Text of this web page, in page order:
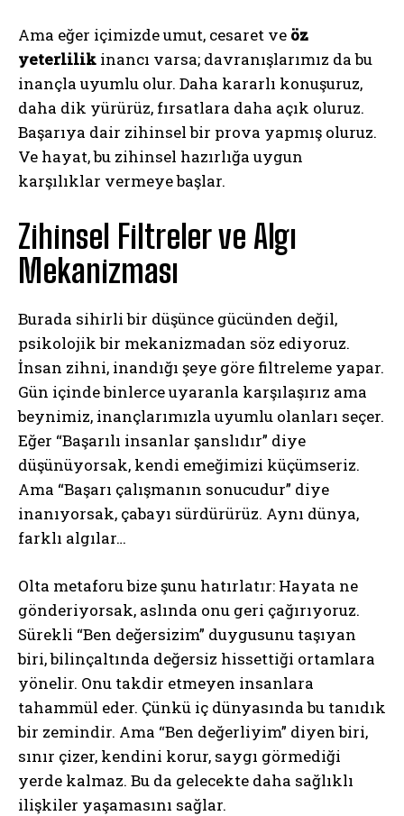
Ama eğer içimizde umut, cesaret ve öz
yeterlilik inancı varsa; davranışlarımız da bu
inançla uyumlu olur. Daha kararlı konuşuruz,
daha dik yürürüz, fırsatlara daha açık oluruz.
Başarıya dair zihinsel bir prova yapmış oluruz.
Ve hayat, bu zihinsel hazırlığa uygun
karşılıklar vermeye başlar.
Zihinsel Filtreler ve Algı
Mekanizması
Burada sihirli bir düşünce gücünden değil,
psikolojik bir mekanizmadan söz ediyoruz.
İnsan zihni, inandığı şeye göre filtreleme yapar.
Gün içinde binlerce uyaranla karşılaşırız ama
beynimiz, inançlarımızla uyumlu olanları seçer.
Eğer “Başarılı insanlar şanslıdır” diye
düşünüyorsak, kendi emeğimizi küçümseriz.
Ama “Başarı çalışmanın sonucudur” diye
inanıyorsak, çabayı sürdürürüz. Aynı dünya,
farklı algılar…
Olta metaforu bize şunu hatırlatır: Hayata ne
gönderiyorsak, aslında onu geri çağırıyoruz.
Sürekli “Ben değersizim” duygusunu taşıyan
biri, bilinçaltında değersiz hissettiği ortamlara
yönelir. Onu takdir etmeyen insanlara
tahammül eder. Çünkü iç dünyasında bu tanıdık
bir zemindir. Ama “Ben değerliyim” diyen biri,
sınır çizer, kendini korur, saygı görmediği
yerde kalmaz. Bu da gelecekte daha sağlıklı
ilişkiler yaşamasını sağlar.